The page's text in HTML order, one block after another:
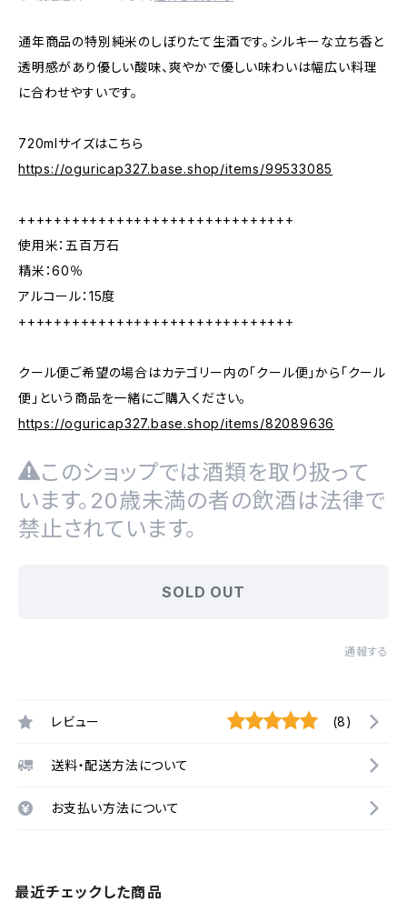
通年商品の特別純米のしぼりたて生酒です。シルキーな立ち香と
透明感があり優しい酸味、爽やかで優しい味わいは幅広い料理
に合わせやすいです。
720mlサイズはこちら
https://oguricap327.base.shop/items/99533085
+++++++++++++++++++++++++++++++
使用米：五百万石
精米：60％
アルコール：15度
+++++++++++++++++++++++++++++++
クール便ご希望の場合はカテゴリー内の「クール便」から「クール
便」という商品を一緒にご購入ください。
https://oguricap327.base.shop/items/82089636
このショップでは酒類を取り扱って
います。20歳未満の者の飲酒は法律で
禁止されています。
SOLD OUT
通報する
レビュー (8)
送料・配送方法について
お支払い方法について
最近チェックした商品